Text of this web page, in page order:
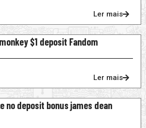
Ler mais
$1 deposit Fandom
Ler mais
no deposit bonus james dean